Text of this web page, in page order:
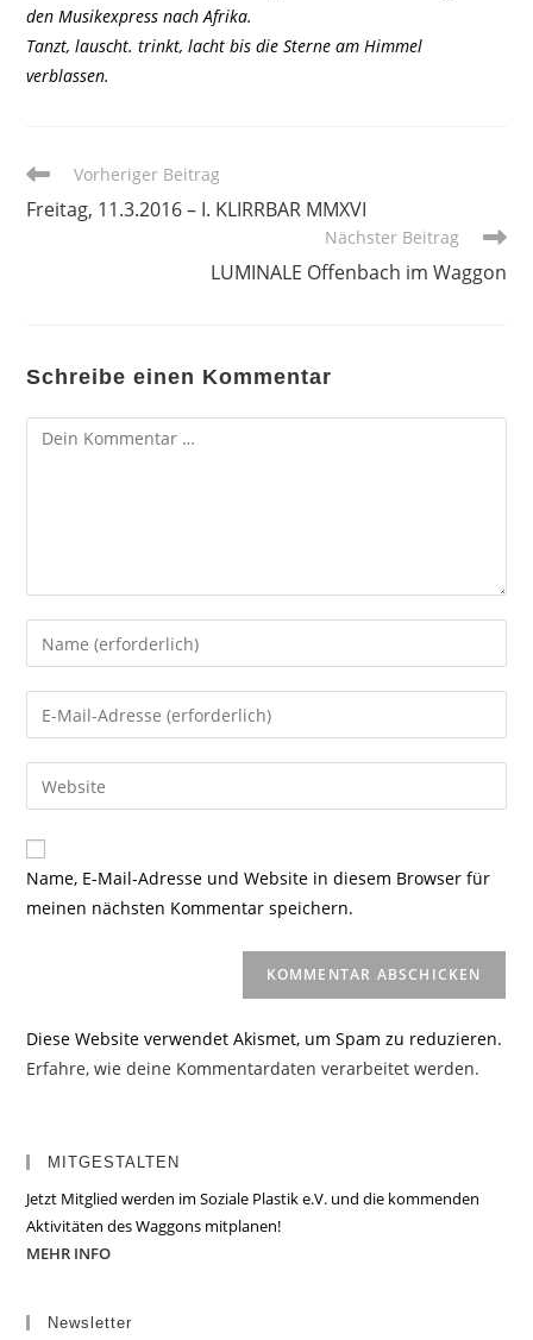
den Musikexpress nach Afrika.
Tanzt, lauscht. trinkt, lacht bis die Sterne am Himmel
verblassen.
Weitere
ansehen
Vorheriger Beitrag
Freitag, 11.3.2016 – I. KLIRRBAR MMXVI
Nächster Beitrag
LUMINALE Offenbach im Waggon
Schreibe einen Kommentar
Kommentar
Gib
deinen
Namen
oder
zum
Kommentieren
ein
Gib
deine
E-
Mail-
zum
Kommentieren
ein
Gib
deine
Website-
URL
Name, E-Mail-Adresse und Website in diesem Browser für
meinen nächsten Kommentar speichern.
Diese Website verwendet Akismet, um Spam zu reduzieren.
Erfahre, wie deine Kommentardaten verarbeitet werden.
MITGESTALTEN
Jetzt Mitglied werden im Soziale Plastik e.V. und die kommenden
Aktivitäten des Waggons mitplanen!
MEHR INFO
Newsletter